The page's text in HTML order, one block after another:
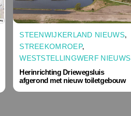
STEENWIJKERLAND NIEUWS,
STREEKOMROEP,
WESTSTELLINGWERF NIEUWS
Herinrichting Driewegsluis
afgerond met nieuw toiletgebouw